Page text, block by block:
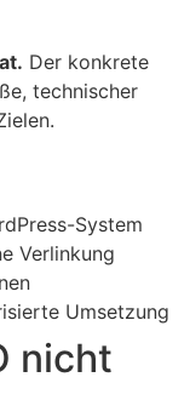
Der konkrete
technischer
System
Verlinkung
Umsetzung
nicht